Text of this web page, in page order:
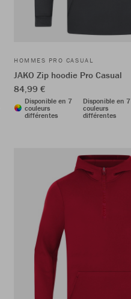
HOMMES PRO CASUAL
JAKO Zip hoodie Pro Casual
84,99 €
Disponible en 7
couleurs
différentes
Disponible en 7
couleurs
différentes